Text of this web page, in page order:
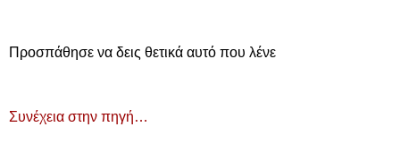
Προσπάθησε να δεις θετικά αυτό που λένε
Συνέχεια στην πηγή…